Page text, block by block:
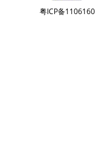
粤ICP备